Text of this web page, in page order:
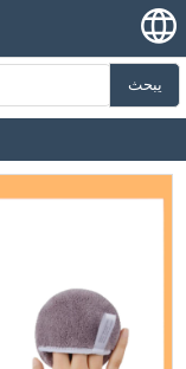
يبحث